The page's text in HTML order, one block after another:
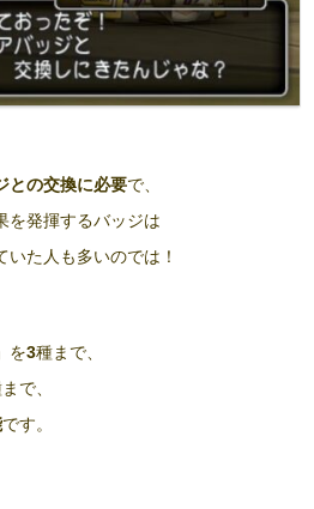
との交換に必要で、
を発揮するバッジは
た人も多いのでは！
を3種まで、
で、
です。